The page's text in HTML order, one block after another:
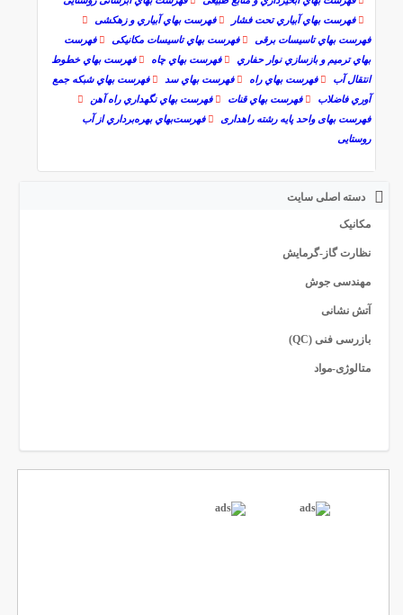
ﻓﻬﺮﺳﺖ ﺑﻬﺎي آﺑﯿﺎري ﺗﺤﺖ ﻓﺸﺎر
ﻓﻬﺮﺳﺖ ﺑﻬﺎي آﺑﯿﺎري و زﻫﮑﺸﯽ
ﻓﻬﺮﺳﺖ ﺑﻬﺎي ﺗﺎﺳﯿﺴﺎت ﺑﺮﻗﯽ
ﻓﻬﺮﺳﺖ ﺑﻬﺎي ﺗﺎﺳﯿﺴﺎت ﻣﮑﺎﻧﯿﮑﯽ
ﻓﻬﺮﺳﺖ
ﺑﻬﺎي ﺗﺮﻣﯿﻢ و ﺑﺎزﺳﺎزي ﻧﻮار ﺣﻔﺎري
ﻓﻬﺮﺳﺖ ﺑﻬﺎي ﭼﺎه
ﻓﻬﺮﺳﺖ ﺑﻬﺎي ﺧﻄﻮط
اﻧﺘﻘﺎل آب
ﻓﻬﺮﺳﺖ ﺑﻬﺎي راه ﻓﻬﺮﺳﺖ ﺑﻬﺎي ﺳﺪ
ﻓﻬﺮﺳﺖ ﺑﻬﺎي ﺷﺒﮑﻪ ﺟﻤﻊ
آوري ﻓﺎﺿﻼب
ﻓﻬﺮﺳﺖ ﺑﻬﺎي ﻗﻨﺎت
ﻓﻬﺮﺳﺖ ﺑﻬﺎي ﻧﮕﻬﺪاري راه آﻫﻦ
ﻓﻬﺮﺳﺖ ﺑﻬﺎی واﺣﺪ ﭘﺎﯾﻪ رﺷﺘﻪ راﻫﺪاری
ﻓﻬﺮﺳﺖﺑﻬﺎي ﺑﻬﺮهﺑﺮداري از آب
روستایی
دسته اصلی سایت
مکانیک
نظارت گاز-گرمایش
مهندسی جوش
آتش نشانی
بازرسی فنی (QC)
متالوژی-مواد